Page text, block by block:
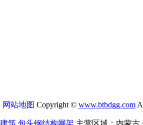
网站地图 Copyright © www.btbdgg.com
筑 包头钢结构网架 主营区域：内蒙古